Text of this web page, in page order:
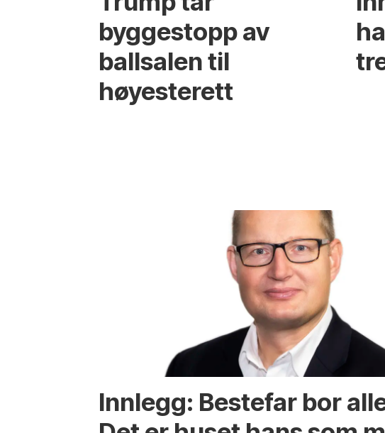
byggestopp av
ballsalen til
høyesterett
Innlegg: Bestefar bor